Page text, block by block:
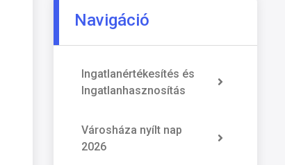
Navigáció
Ingatlanértékesítés és
Ingatlanhasznosítás
Városháza nyílt nap
2026